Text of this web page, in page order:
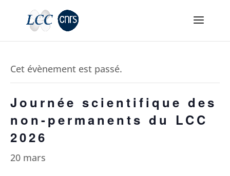
Cet évènement est passé.
Journée scientifique des
non-permanents du LCC
2026
20 mars